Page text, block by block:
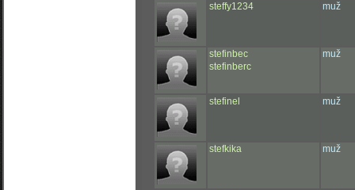
steffy1234
muž
stefinbec
stefinberc
muž
stefinel muž
stefkika muž